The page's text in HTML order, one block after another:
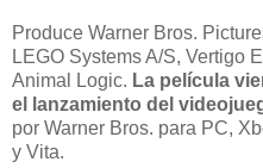
Produce Warner Bros.
LEGO Systems A/S, Vertigo
Animal Logic. La película
el lanzamiento del
por Warner Bros. para PC,
y Vita.